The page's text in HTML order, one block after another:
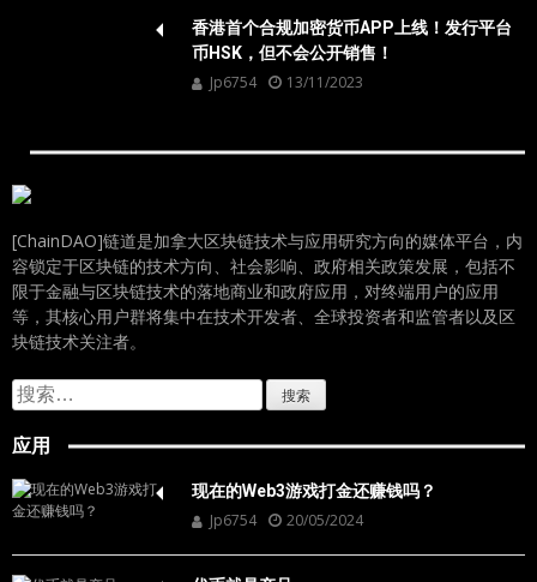
香港首个合规加密货币APP上线！发行平台
币HSK，但不会公开销售！
Jp6754 13/11/2023
[ChainDAO]链道是加拿大区块链技术与应用研究方向的媒体平台，内
容锁定于区块链的技术方向、社会影响、政府相关政策发展，包括不
限于金融与区块链技术的落地商业和政府应用，对终端用户的应用
等，其核心用户群将集中在技术开发者、全球投资者和监管者以及区
块链技术关注者。
搜
索：
应用
现在的Web3游戏打金还赚钱吗？
Jp6754 20/05/2024